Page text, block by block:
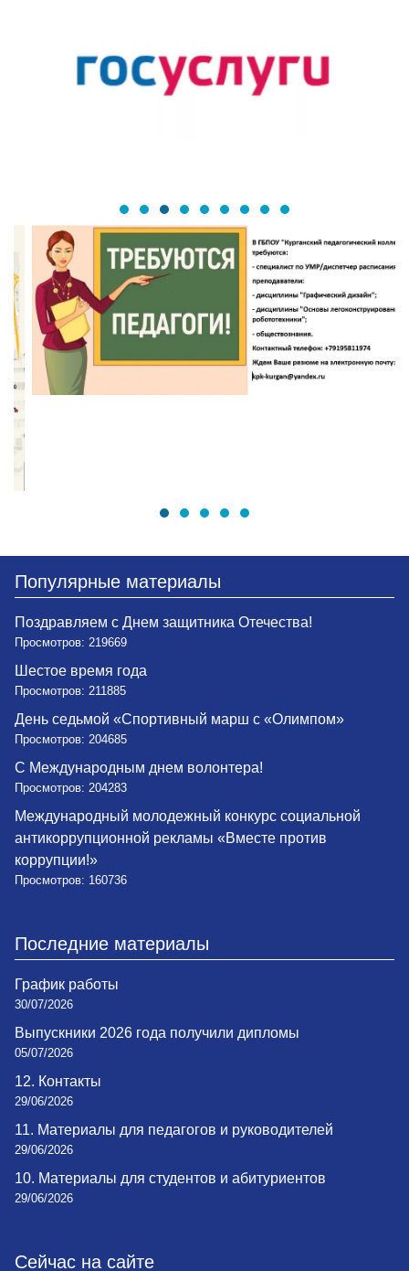
Популярные материалы
Поздравляем с Днем защитника Отечества!
Просмотров: 219669
Шестое время года
Просмотров: 211885
День седьмой «Спортивный марш с «Олимпом»
Просмотров: 204685
С Международным днем волонтера!
Просмотров: 204283
Международный молодежный конкурс социальной
антикоррупционной рекламы «Вместе против
коррупции!»
Просмотров: 160736
Последние материалы
График работы
30/07/2026
Выпускники 2026 года получили дипломы
05/07/2026
12. Контакты
29/06/2026
11. Материалы для педагогов и руководителей
29/06/2026
10. Материалы для студентов и абитуриентов
29/06/2026
Сейчас на сайте